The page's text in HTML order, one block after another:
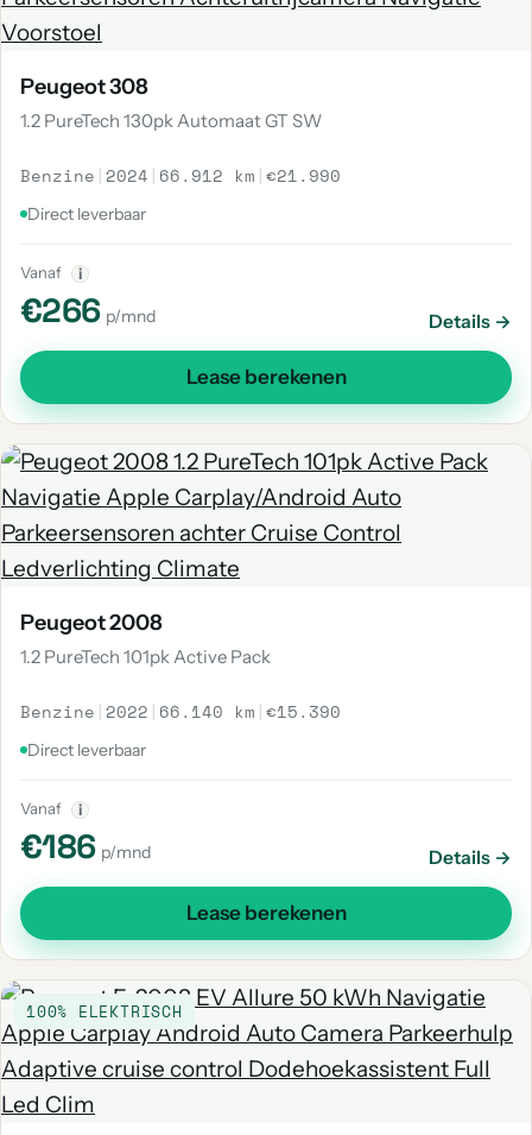
Peugeot 308
1.2 PureTech 130pk Automaat GT SW
Benzine | 2024 | 66.912 km |€21.990
Direct leverbaar
Vanaf i
€266 p/mnd Details →
Lease berekenen
Peugeot 2008
1.2 PureTech 101pk Active Pack
Benzine | 2022 | 66.140 km |€15.390
Direct leverbaar
Vanaf i
€186 p/mnd Details →
Lease berekenen
100% ELEKTRISCH